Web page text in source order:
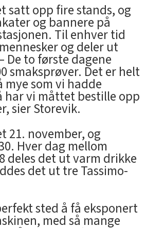
satt opp fire stands, og
og bannere på
Til enhver tid
og deler ut
De to første dagene
smaksprøver. Det er helt
som vi hadde
har vi måttet bestille opp
sier Storevik.
21. november, og
Hver dag mellom
deles det ut varm drikke
det ut tre Tassimo-
sted å få eksponert
med så mange